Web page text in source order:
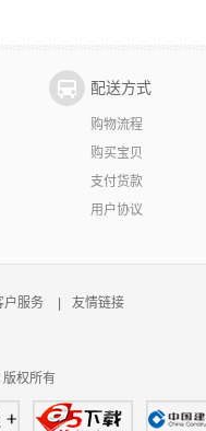
配送方式
购物流程
购买宝贝
支付货款
用户协议
户服务 友情链接
权所有